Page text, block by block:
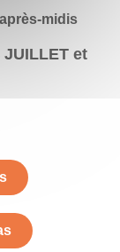
midis
JUILLET et